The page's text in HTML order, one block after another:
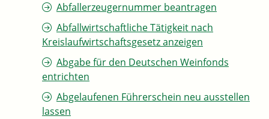
Abfallerzeugernummer beantragen
Abfallwirtschaftliche Tätigkeit nach
Kreislaufwirtschaftsgesetz anzeigen
Abgabe für den Deutschen Weinfonds
entrichten
Abgelaufenen Führerschein neu ausstellen
lassen